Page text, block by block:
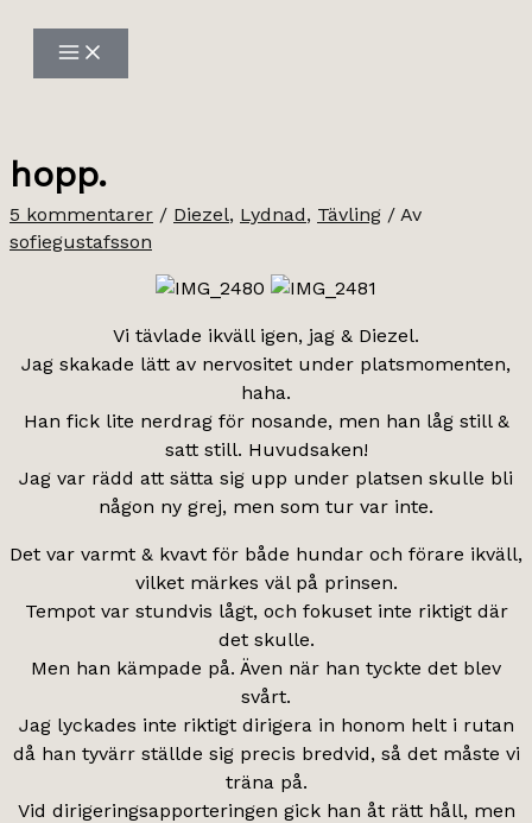
innehåll
hopp.
5 kommentarer / Diezel, Lydnad, Tävling / Av
sofiegustafsson
Vi tävlade ikväll igen, jag & Diezel.
Jag skakade lätt av nervositet under platsmomenten,
haha.
Han fick lite nerdrag för nosande, men han låg still &
satt still. Huvudsaken!
Jag var rädd att sätta sig upp under platsen skulle bli
någon ny grej, men som tur var inte.
Det var varmt & kvavt för både hundar och förare ikväll,
vilket märkes väl på prinsen.
Tempot var stundvis lågt, och fokuset inte riktigt där
det skulle.
Men han kämpade på. Även när han tyckte det blev
svårt.
Jag lyckades inte riktigt dirigera in honom helt i rutan
då han tyvärr ställde sig precis bredvid, så det måste vi
träna på.
Vid dirigeringsapporteringen gick han åt rätt håll, men